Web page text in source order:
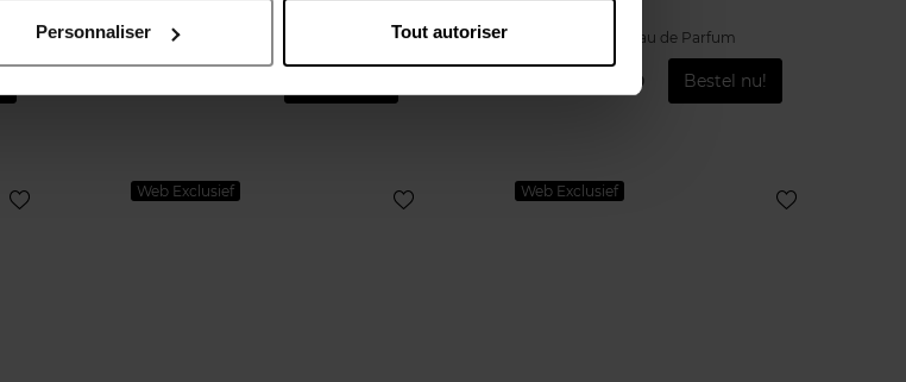
Personnaliser Tout autoriser Eau de Parfum
€ 80,50 Bestel nu!
Web Exclusief Web Exclusief